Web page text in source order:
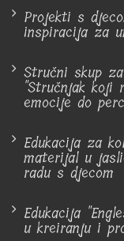
Projekti s
inspiracija za
Stručni skup
"Stručnjak
emocije do
Edukacija za
materijal u
radu s djecom
Edukacija
u kreiranju i